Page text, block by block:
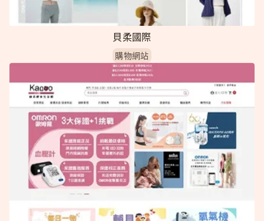
貝柔國際
購物網站